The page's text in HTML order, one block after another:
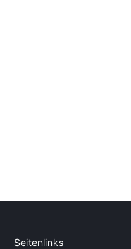
Seitenlinks